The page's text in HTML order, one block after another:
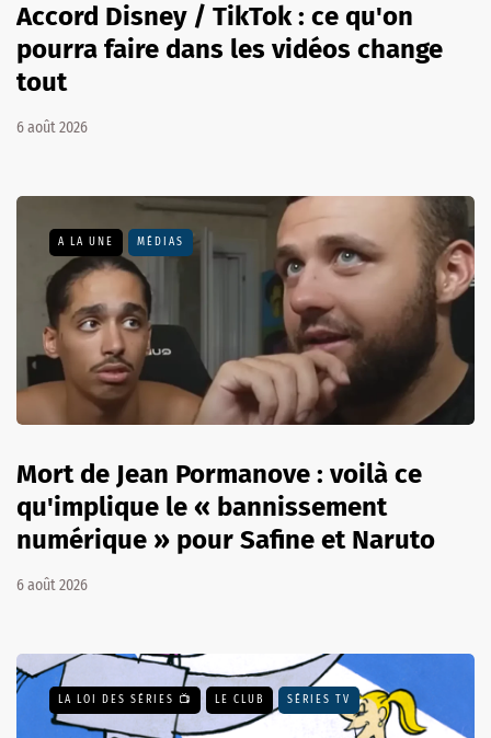
Accord Disney / TikTok : ce qu'on
pourra faire dans les vidéos change
tout
6 août 2026
A LA UNE MÉDIAS
Mort de Jean Pormanove : voilà ce
qu'implique le « bannissement
numérique » pour Safine et Naruto
6 août 2026
LA LOI DES SÉRIES 📺 LE CLUB SÉRIES TV